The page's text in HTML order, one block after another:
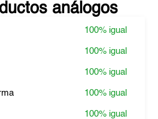
análogos
100% igual
100% igual
100% igual
100% igual
100% igual